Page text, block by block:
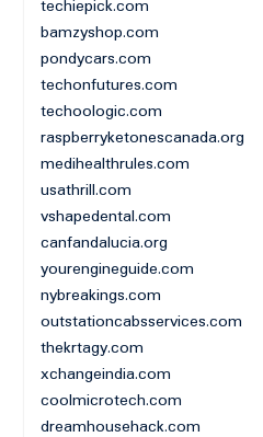
techiepick.com
bamzyshop.com
pondycars.com
techonfutures.com
techoologic.com
raspberryketonescanada.org
medihealthrules.com
usathrill.com
vshapedental.com
canfandalucia.org
yourengineguide.com
nybreakings.com
outstationcabsservices.com
thekrtagy.com
xchangeindia.com
coolmicrotech.com
dreamhousehack.com